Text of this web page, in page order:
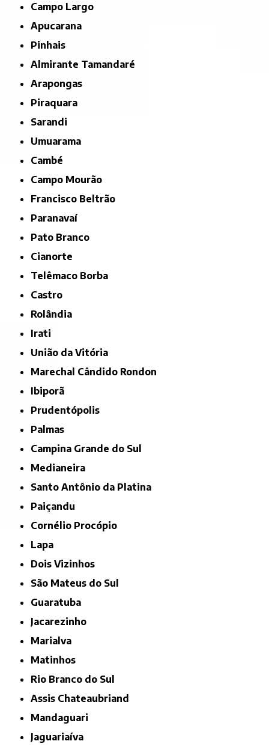
Campo Largo
Apucarana
Pinhais
Almirante Tamandaré
Arapongas
Piraquara
Sarandi
Umuarama
Cambé
Campo Mourão
Francisco Beltrão
Paranavaí
Pato Branco
Cianorte
Telêmaco Borba
Castro
Rolândia
Irati
União da Vitória
Marechal Cândido Rondon
Ibiporã
Prudentópolis
Palmas
Campina Grande do Sul
Medianeira
Santo Antônio da Platina
Paiçandu
Cornélio Procópio
Lapa
Dois Vizinhos
São Mateus do Sul
Guaratuba
Jacarezinho
Marialva
Matinhos
Rio Branco do Sul
Assis Chateaubriand
Mandaguari
Jaguariaíva